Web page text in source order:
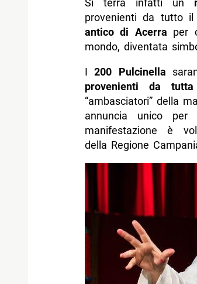
Si terrà infatti un
provenienti da tutto il
antico di Acerra per
mondo, diventata
I200 Pulcinella
provenienti da
“ambasciatori” della
annuncia unico
manifestazione è
della Regione